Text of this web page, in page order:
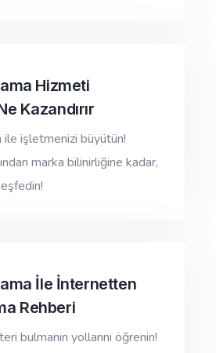
Hizmeti
Kazandırır
işletmenizi büyütün!
marka bilinirliğine kadar,
İle İnternetten
Rehberi
bulmanın yollarını öğrenin!